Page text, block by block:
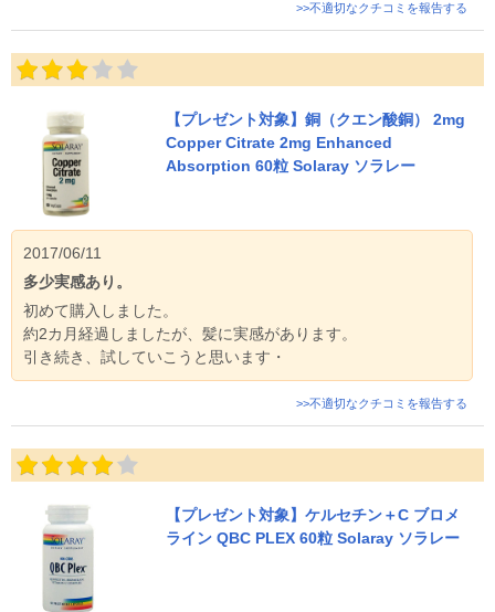
>>不適切なクチコミを報告する
【プレゼント対象】銅（クエン酸銅） 2mg
Copper Citrate 2mg Enhanced
Absorption 60粒 Solaray ソラレー
2017/06/11
多少実感あり。
初めて購入しました。
約2カ月経過しましたが、髪に実感があります。
引き続き、試していこうと思います・
>>不適切なクチコミを報告する
【プレゼント対象】ケルセチン＋C ブロメ
ライン QBC PLEX 60粒 Solaray ソラレー